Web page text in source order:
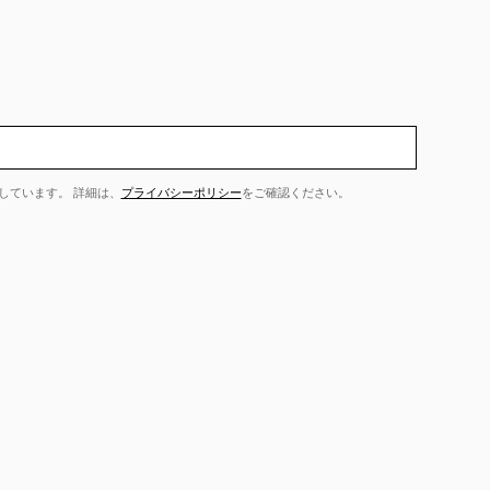
います。 詳細は、 プライバシーポリシーをご確認ください。